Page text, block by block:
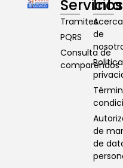
Servicios
Tramites
PQRS
Consulta de
comparendos
Acerca
de
de
de